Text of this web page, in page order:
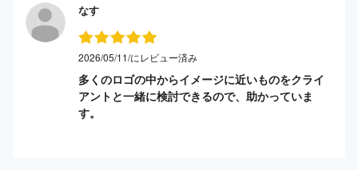
なす
2026/05/11/にレビュー済み
多くのロゴの中からイメージに近いものをクライ
アントと一緒に検討できるので、助かっていま
す。